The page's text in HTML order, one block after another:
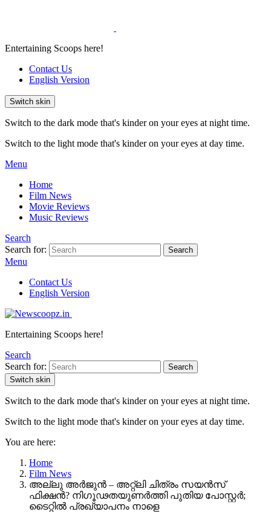
Entertaining Scoops here!
Contact Us
English Version
Switch skin
Switch to the dark mode that's kinder on your eyes at night time.
Switch to the light mode that's kinder on your eyes at day time.
Menu
Home
Film News
Movie Reviews
Music Reviews
Search
Search for:
Search
Menu
Contact Us
English Version
Entertaining Scoops here!
Search
Search for:
Search
Switch skin
Switch to the dark mode that's kinder on your eyes at night time.
Switch to the light mode that's kinder on your eyes at day time.
You are here:
Home
Film News
അല്ലു അർജുൻ – അറ്റ്‌ലി ചിത്രം സയൻസ്
ഫിക്ഷൻ? നിഗൂഢതയുണർത്തി പുതിയ പോസ്റ്റർ;
ടൈറ്റിൽ പ്രഖ്യാപനം നാളെ